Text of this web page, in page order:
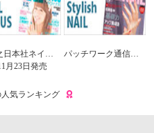
マガジン「ネイルヴィーナス」
月23日発売
パッチワーク通信社、ネイル業界情報誌「スタイリッシュネイル」3、6、9、12月16日発売
気ランキング